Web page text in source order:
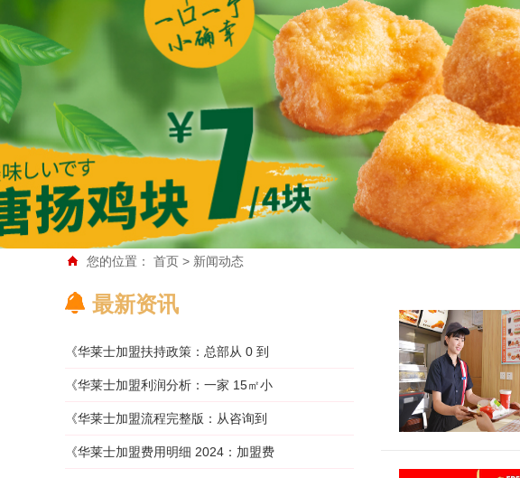
您的位置： 首页 > 新闻动态
最新资讯
《华莱士加盟扶持政策：总部从 0 到
1 全程帮你开店》
2025-11-27 15:20:14
《华莱士加盟利润分析：一家 15㎡小
店月赚多少？》
2025-11-27 15:19:50
《华莱士加盟流程完整版：从咨询到
开业仅需 6 步》
​《华莱士加盟费用明细 2024：加盟费